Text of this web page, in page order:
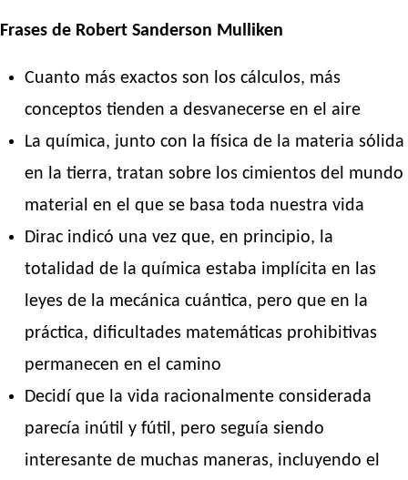
Frases de Robert Sanderson Mulliken
Cuanto más exactos son los cálculos, más
conceptos tienden a desvanecerse en el aire
La química, junto con la física de la materia sólida
en la tierra, tratan sobre los cimientos del mundo
material en el que se basa toda nuestra vida
Dirac indicó una vez que, en principio, la
totalidad de la química estaba implícita en las
leyes de la mecánica cuántica, pero que en la
práctica, dificultades matemáticas prohibitivas
permanecen en el camino
Decidí que la vida racionalmente considerada
parecía inútil y fútil, pero seguía siendo
interesante de muchas maneras, incluyendo el